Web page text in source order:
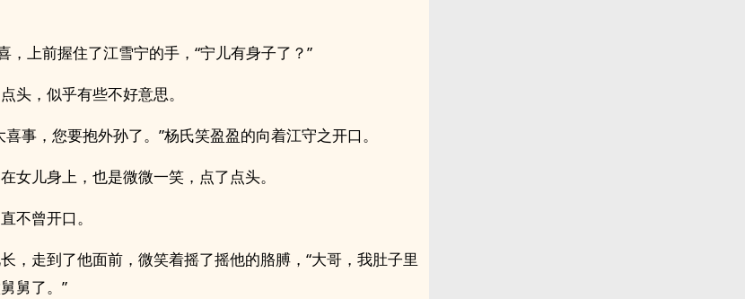
，上前握住了江雪宁的手，“宁儿有身子了？”
头，似乎有些不好意思。
事，您要抱外孙了。”杨氏笑盈盈的向着江守之开口。
女儿身上，也是微微一笑，点了点头。
不曾开口。
，走到了他面前，微笑着摇了摇他的胳膊，“大哥，我肚子里
舅了。”